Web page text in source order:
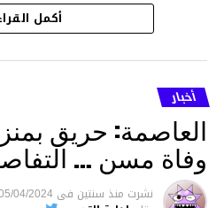
هذا وقد تمكن أعوان مركز
هلال في توقيت قياسي من
والقبض عليه وإحالته
ما نُسبه إليه.
متابعة
أكمل
أخبار
العاصمة: حريق
وفاة مسن …
نشرت منذ سنتين فى 04/2024